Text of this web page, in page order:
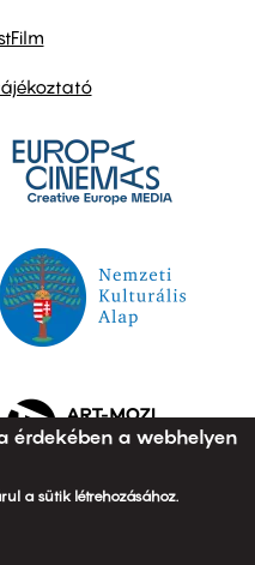
érdekében a webhelyen
a sütik létrehozásához.